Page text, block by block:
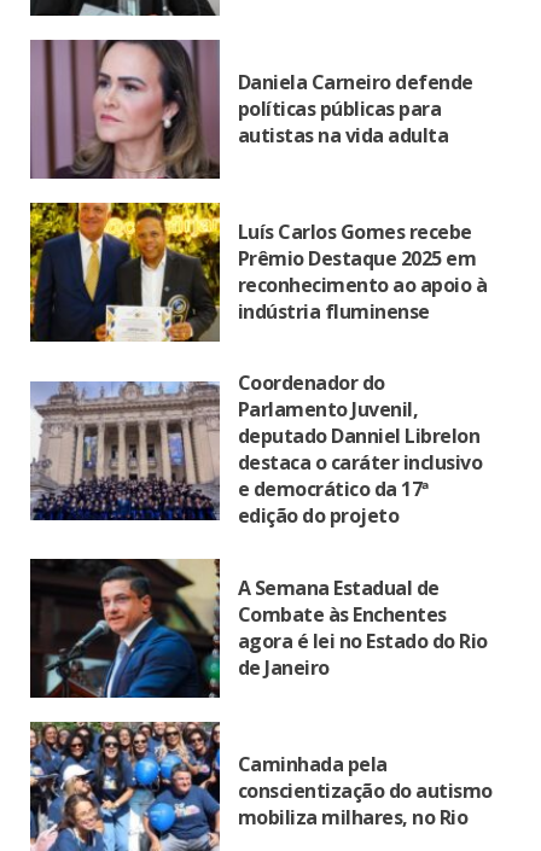
Daniela Carneiro defende
políticas públicas para
autistas na vida adulta
Luís Carlos Gomes recebe
Prêmio Destaque 2025 em
reconhecimento ao apoio à
indústria fluminense
Coordenador do
Parlamento Juvenil,
deputado Danniel Librelon
destaca o caráter inclusivo
e democrático da 17ª
edição do projeto
A Semana Estadual de
Combate às Enchentes
agora é lei no Estado do Rio
de Janeiro
Caminhada pela
conscientização do autismo
mobiliza milhares, no Rio